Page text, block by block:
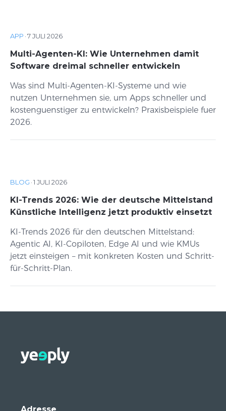
APP ·7 JULI 2026
Multi-Agenten-KI: Wie Unternehmen damit
Software dreimal schneller entwickeln
Was sind Multi-Agenten-KI-Systeme und wie
nutzen Unternehmen sie, um Apps schneller und
kostenguenstiger zu entwickeln? Praxisbeispiele fuer
2026.
BLOG ·1 JULI 2026
KI-Trends 2026: Wie der deutsche Mittelstand
Künstliche Intelligenz jetzt produktiv einsetzt
KI-Trends 2026 für den deutschen Mittelstand:
Agentic AI, KI-Copiloten, Edge AI und wie KMUs
jetzt einsteigen – mit konkreten Kosten und Schritt-
für-Schritt-Plan.